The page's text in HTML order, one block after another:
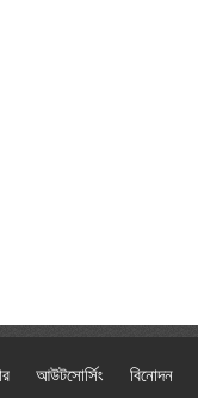
আউটসোর্সিং বিনোদন